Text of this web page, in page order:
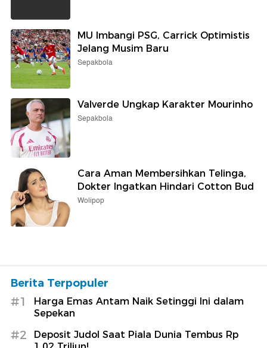
MU Imbangi PSG, Carrick Optimistis
Jelang Musim Baru
Sepakbola
Valverde Ungkap Karakter Mourinho
Sepakbola
Cara Aman Membersihkan Telinga,
Dokter Ingatkan Hindari Cotton Bud
Wolipop
Berita Terpopuler
#1
Harga Emas Antam Naik Setinggi Ini dalam
Sepekan
#2
Deposit Judol Saat Piala Dunia Tembus Rp